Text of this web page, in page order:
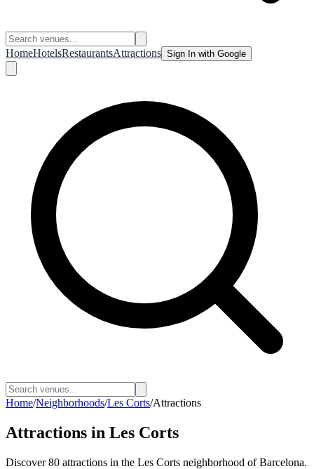
HomeHotelsRestaurantsAttractions Sign In with Google
Home/Neighborhoods/Les Corts/Attractions
Attractions in Les Corts
Discover80 attractions in the Les Corts neighborhood of Barcelona.